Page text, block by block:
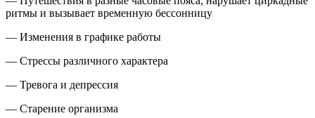
ритмы и вызывает временную бессонницу
— Изменения в графике работы
— Стрессы различного характера
— Тревога и депрессия
— Старение организма